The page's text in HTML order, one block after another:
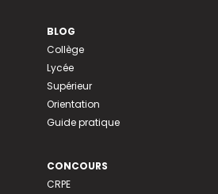
BLOG
Collège
Lycée
Supérieur
Orientation
Guide pratique
CONCOURS
CRPE